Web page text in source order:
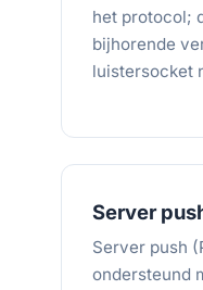
het protocol;
bijhorende
luistersocket
Server
Server push
ondersteund